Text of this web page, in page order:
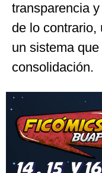
transparencia
de lo contrario,
un sistema
consolidación.